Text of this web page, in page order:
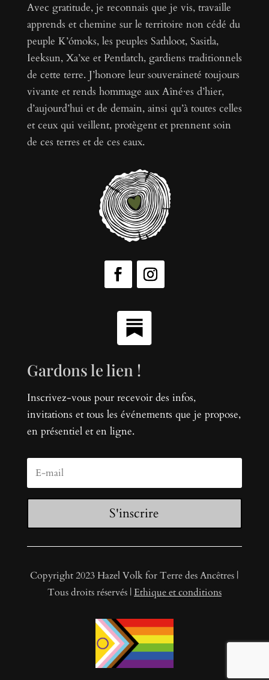
Avec gratitude, je reconnais que je vis, travaille
apprends et chemine sur le territoire non cédé du
peuple K’ómoks, les peuples Sathloot, Sasitla,
Ieeksun, Xa’xe et Pentlatch, gardiens traditionnels
de cette terre. J’honore leur souveraineté toujours
vivante et rends hommage aux Aîné·es d’hier,
d’aujourd’hui et de demain, ainsi qu’à toutes celles
et ceux qui veillent, protègent et prennent soin
de ces terres et de ces eaux.
Gardons le lien !
Inscrivez-vous pour recevoir des infos,
invitations et tous les événements que je propose,
en présentiel et en ligne.
S'inscrire
Copyright 2023 Hazel Volk for Terre des Ancêtres |
Tous droits réservés |Ethique et conditions